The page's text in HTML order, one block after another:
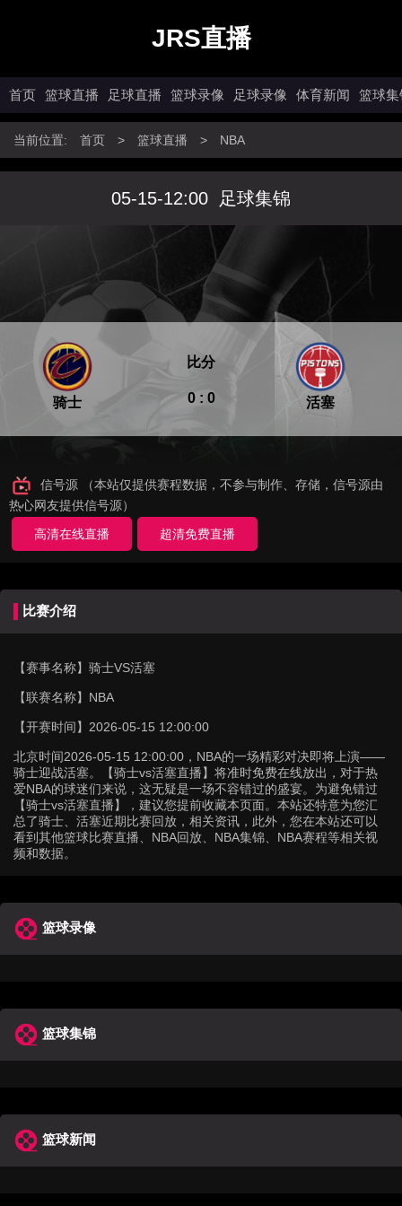
JRS直播
首页 篮球直播 足球直播 篮球录像 足球录像 体育新闻 篮球集
当前位置: 首页 > 篮球直播 > NBA
05-15-12:00 足球集锦
骑士 0 : 0
比分
活塞
信号源 （本站仅提供赛程数据，不参与制作、存储，信号源由
热心网友提供信号源）
高清在线直播
超清免费直播
比赛介绍
【赛事名称】 骑士VS活塞
【联赛名称】 NBA
【开赛时间】 2026-05-15 12:00:00
北京时间2026-05-15 12:00:00，NBA的一场精彩对决即将上演——
骑士迎战活塞。【骑士vs活塞直播】将准时免费在线放出，对于热
爱NBA的球迷们来说，这无疑是一场不容错过的盛宴。为避免错过
【骑士vs活塞直播】，建议您提前收藏本页面。本站还特意为您汇
总了骑士、活塞近期比赛回放，相关资讯，此外，您在本站还可以
看到其他篮球比赛直播、NBA回放、NBA集锦、NBA赛程等相关视
频和数据。
篮球录像
篮球集锦
篮球新闻